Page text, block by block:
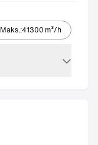
Maks.:41300 m³/h